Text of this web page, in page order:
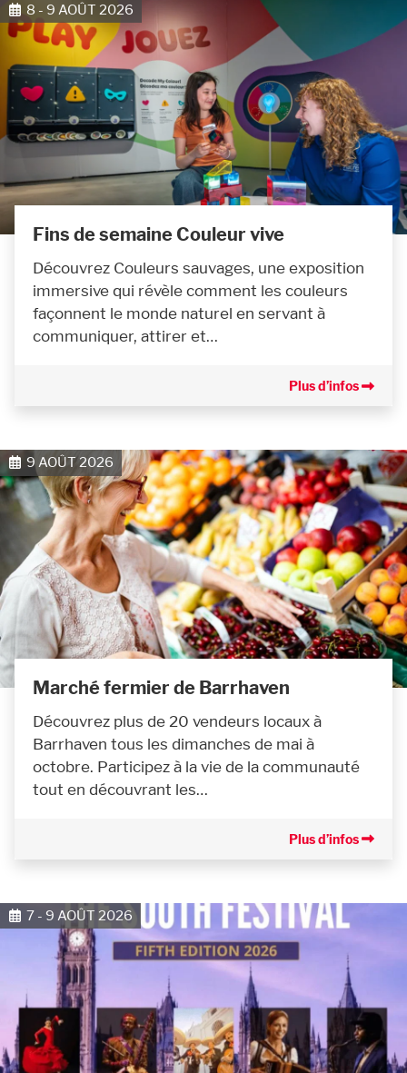
8 - 9 AOÛT 2026
Fins de semaine Couleur vive
Découvrez Couleurs sauvages, une exposition
immersive qui révèle comment les couleurs
façonnent le monde naturel en servant à
communiquer, attirer et…
Plus d’infos
9 AOÛT 2026
Marché fermier de Barrhaven
Découvrez plus de 20 vendeurs locaux à
Barrhaven tous les dimanches de mai à
octobre. Participez à la vie de la communauté
tout en découvrant les…
Plus d’infos
7 - 9 AOÛT 2026